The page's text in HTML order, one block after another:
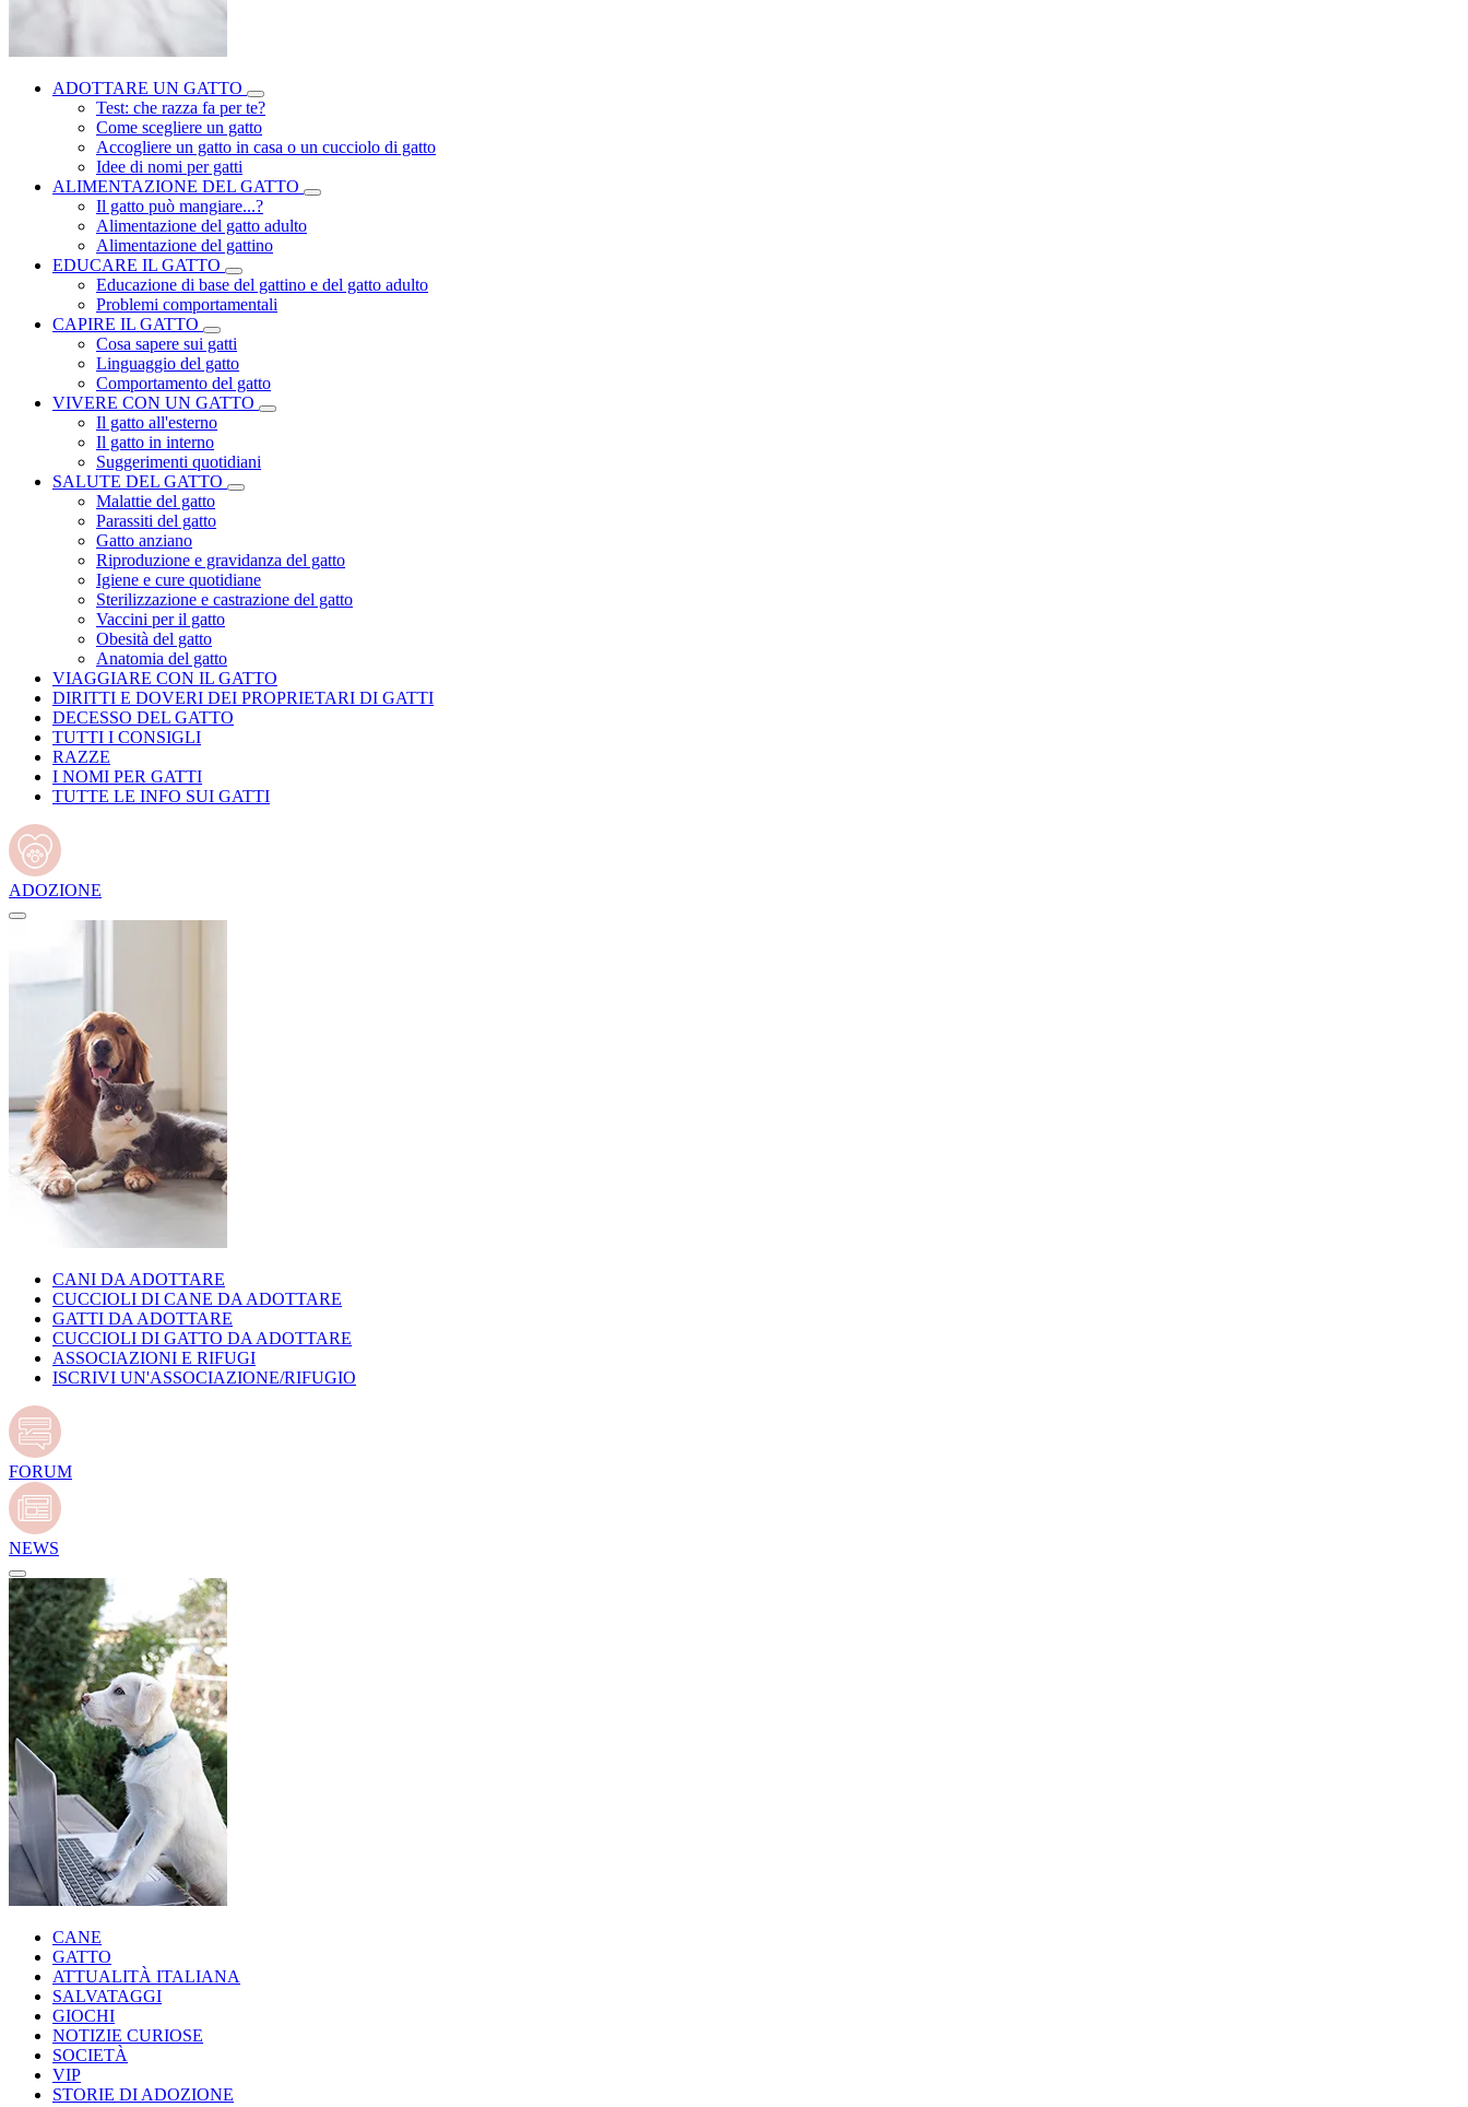
ADOTTARE UN GATTO
Test: che razza fa per te?
Come scegliere un gatto
Accogliere un gatto in casa o un cucciolo di gatto
Idee di nomi per gatti
ALIMENTAZIONE DEL GATTO
Il gatto può mangiare...?
Alimentazione del gatto adulto
Alimentazione del gattino
EDUCARE IL GATTO
Educazione di base del gattino e del gatto adulto
Problemi comportamentali
CAPIRE IL GATTO
Cosa sapere sui gatti
Linguaggio del gatto
Comportamento del gatto
VIVERE CON UN GATTO
Il gatto all'esterno
Il gatto in interno
Suggerimenti quotidiani
SALUTE DEL GATTO
Malattie del gatto
Parassiti del gatto
Gatto anziano
Riproduzione e gravidanza del gatto
Igiene e cure quotidiane
Sterilizzazione e castrazione del gatto
Vaccini per il gatto
Obesità del gatto
Anatomia del gatto
VIAGGIARE CON IL GATTO
DIRITTI E DOVERI DEI PROPRIETARI DI GATTI
DECESSO DEL GATTO
TUTTI I CONSIGLI
RAZZE
I NOMI PER GATTI
TUTTE LE INFO SUI GATTI
ADOZIONE
CANI DA ADOTTARE
CUCCIOLI DI CANE DA ADOTTARE
GATTI DA ADOTTARE
CUCCIOLI DI GATTO DA ADOTTARE
ASSOCIAZIONI E RIFUGI
ISCRIVI UN'ASSOCIAZIONE/RIFUGIO
FORUM
NEWS
CANE
GATTO
ATTUALITÀ ITALIANA
SALVATAGGI
GIOCHI
NOTIZIE CURIOSE
SOCIETÀ
VIP
STORIE DI ADOZIONE